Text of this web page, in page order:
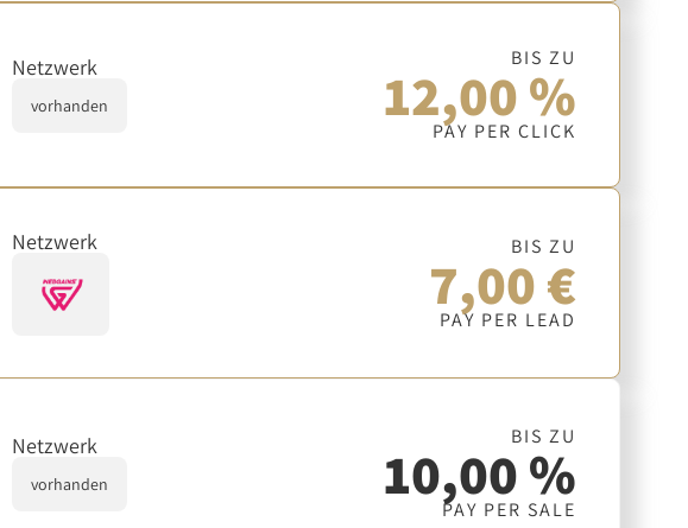
Netzwerk
vorhanden
BIS ZU
12,00 %
PAY PER CLICK
Netzwerk BIS ZU
7,00 €
PAY PER LEAD
Netzwerk
vorhanden
BIS ZU
10,00 %
PAY PER SALE